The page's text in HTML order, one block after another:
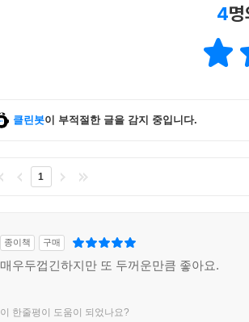
4
클린봇이 부적절한 글을 감지 중입니다.
1
종이책 구매
매우두껍긴하지만 또 두꺼운만큼 좋아요.
이 한줄평이 도움이 되었나요?